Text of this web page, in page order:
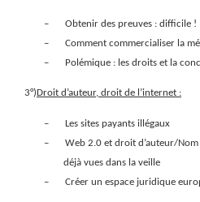
–
Obtenir des preuves : difficile !
–
Comment commercialiser la
–
Polémique : les droits et la
3°) Droit d’auteur, droit de l’internet :
–
Les sites payants illégaux
–
Web 2.0 et droit d’auteur/
déjà vues dans la veille
–
Créer un espace juridique